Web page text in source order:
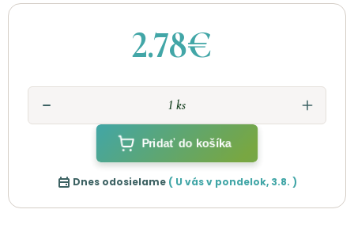
2.78€
Pridať do košíka
Dnes odosielame ( U vás v pondelok, 3.8. )